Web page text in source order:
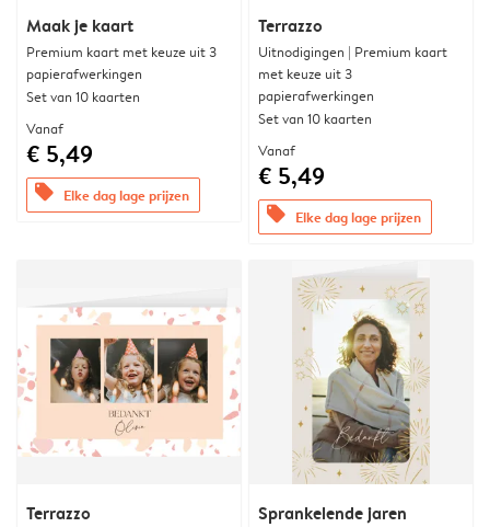
Maak je kaart
Premium kaart met keuze uit 3
papierafwerkingen
Set van 10 kaarten
Vanaf
€ 5,49
offers Elke dag lage prijzen
Terrazzo
Uitnodigingen | Premium kaart
met keuze uit 3
papierafwerkingen
Set van 10 kaarten
Vanaf
€ 5,49
offers Elke dag lage prijzen
Terrazzo Sprankelende jaren